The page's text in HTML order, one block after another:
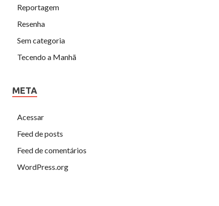
Reportagem
Resenha
Sem categoria
Tecendo a Manhã
META
Acessar
Feed de posts
Feed de comentários
WordPress.org